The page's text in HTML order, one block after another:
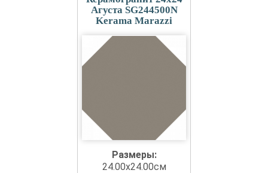
Агуста SG244500N
Kerama Marazzi
Размеры:
24.00x24.00см